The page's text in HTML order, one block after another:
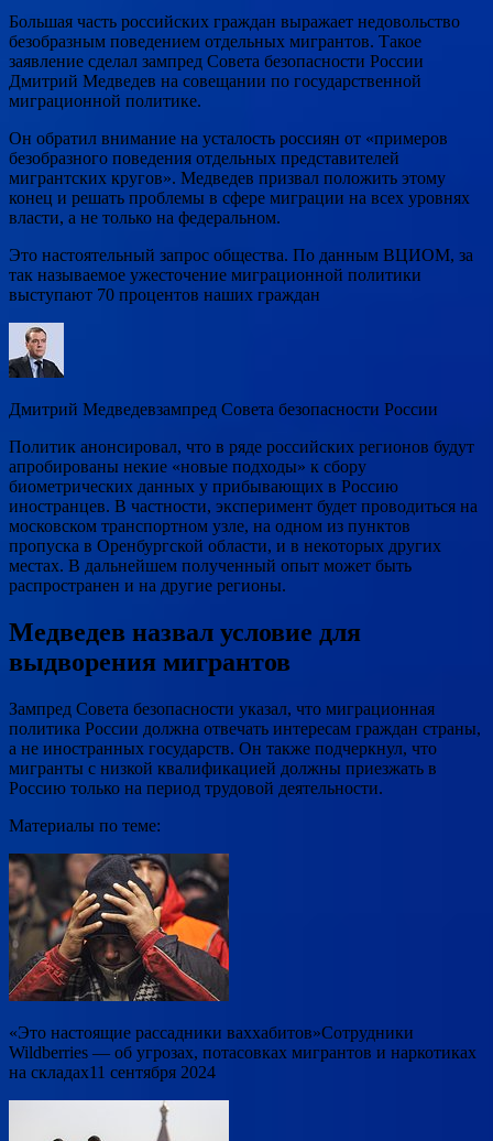
Большая часть российских граждан выражает недовольство
безобразным поведением отдельных мигрантов. Такое
заявление сделал зампред Совета безопасности России
Дмитрий Медведев на совещании по государственной
миграционной политике.
Он обратил внимание на усталость россиян от «примеров
безобразного поведения отдельных представителей
мигрантских кругов». Медведев призвал положить этому
конец и решать проблемы в сфере миграции на всех уровнях
власти, а не только на федеральном.
Это настоятельный запрос общества. По данным ВЦИОМ, за
так называемое ужесточение миграционной политики
выступают 70 процентов наших граждан
Дмитрий Медведевзампред Совета безопасности России
Политик анонсировал, что в ряде российских регионов будут
апробированы некие «новые подходы» к сбору
биометрических данных у прибывающих в Россию
иностранцев. В частности, эксперимент будет проводиться на
московском транспортном узле, на одном из пунктов
пропуска в Оренбургской области, и в некоторых других
местах. В дальнейшем полученный опыт может быть
распространен и на другие регионы.
Медведев назвал условие для
выдворения мигрантов
Зампред Совета безопасности указал, что миграционная
политика России должна отвечать интересам граждан страны,
а не иностранных государств. Он также подчеркнул, что
мигранты с низкой квалификацией должны приезжать в
Россию только на период трудовой деятельности.
Материалы по теме:
«Это настоящие рассадники ваххабитов»Сотрудники
Wildberries — об угрозах, потасовках мигрантов и наркотиках
на складах11 сентября 2024